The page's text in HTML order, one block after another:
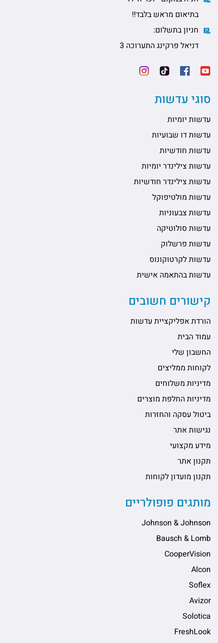
בתיאום מראש בלבד!!
חניון בתשלום:
דניאל פרקינג התערוכה 3
סוגי עדשות
עדשות יומיות
עדשות דו שבועיות
עדשות חודשיות
עדשות צילינדר יומיות
עדשות צילינדר חודשיות
עדשות מולטיפוקל
עדשות צבעוניות
עדשות סולוטיקה
עדשות פרשלוק
עדשות לקרטוקונוס
עדשות בהתאמה אישית
קישורים חשובים
הורדת אפליקציית עדשות
עמוד הבית
החשבון שלי
לקוחות ממליצים
מדיניות משלוחים
מדיניות החלפת מוצרים
ביטול עסקה והחזרות
נגישות אתר
מידע מקצועי
תקנון אתר
תקנון מועדון לקוחות
מותגים פופולריים
Johnson & Johnson
Bausch & Lomb
CooperVision
Alcon
Soflex
Avizor
Solotica
FreshLook